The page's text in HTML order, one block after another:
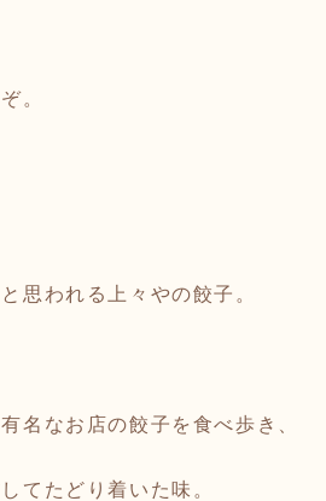
。
思われる上々やの餃子。
名なお店の餃子を食べ歩き、
てたどり着いた味。